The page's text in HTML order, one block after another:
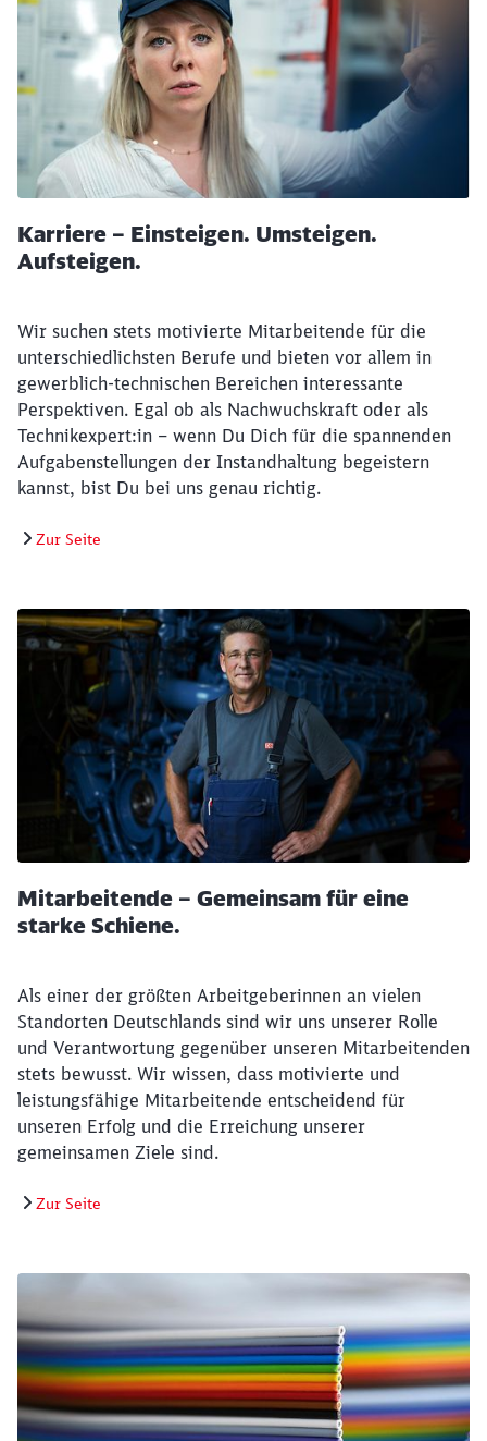
Karriere – Einsteigen. Umsteigen.
Aufsteigen.
Wir suchen stets motivierte Mitarbeitende für die
unterschiedlichsten Berufe und bieten vor allem in
gewerblich-technischen Bereichen interessante
Perspektiven. Egal ob als Nachwuchskraft oder als
Technikexpert:in – wenn Du Dich für die spannenden
Aufgabenstellungen der Instandhaltung begeistern
kannst, bist Du bei uns genau richtig.
Zur Seite
Mitarbeitende – Gemeinsam für eine
starke Schiene.
Als einer der größten Arbeitgeberinnen an vielen
Standorten Deutschlands sind wir uns unserer Rolle
und Verantwortung gegenüber unseren Mitarbeitenden
stets bewusst. Wir wissen, dass motivierte und
leistungsfähige Mitarbeitende entscheidend für
unseren Erfolg und die Erreichung unserer
gemeinsamen Ziele sind.
Zur Seite